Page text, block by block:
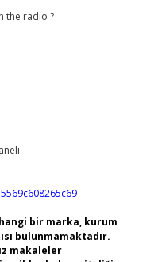
the radio ?
bir marka, kurum
bulunmamaktadır.
makaleler